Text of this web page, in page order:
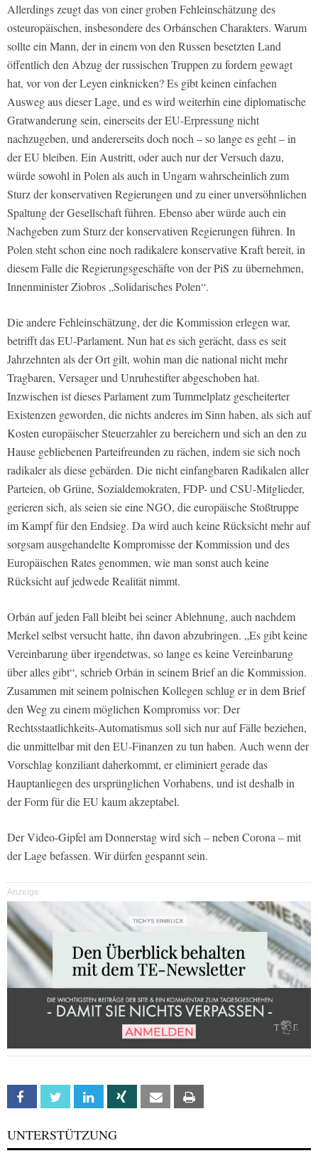
Allerdings zeugt das von einer groben Fehleinschätzung des
osteuropäischen, insbesondere des Orbánschen Charakters. Warum
sollte ein Mann, der in einem von den Russen besetzten Land
öffentlich den Abzug der russischen Truppen zu fordern gewagt
hat, vor von der Leyen einknicken? Es gibt keinen einfachen
Ausweg aus dieser Lage, und es wird weiterhin eine diplomatische
Gratwanderung sein, einerseits der EU-Erpressung nicht
nachzugeben, und andererseits doch noch – so lange es geht – in
der EU bleiben. Ein Austritt, oder auch nur der Versuch dazu,
würde sowohl in Polen als auch in Ungarn wahrscheinlich zum
Sturz der konservativen Regierungen und zu einer unversöhnlichen
Spaltung der Gesellschaft führen. Ebenso aber würde auch ein
Nachgeben zum Sturz der konservativen Regierungen führen. In
Polen steht schon eine noch radikalere konservative Kraft bereit, in
diesem Falle die Regierungsgeschäfte von der PiS zu übernehmen,
Innenminister Ziobros „Solidarisches Polen“.
Die andere Fehleinschätzung, der die Kommission erlegen war,
betrifft das EU-Parlament. Nun hat es sich gerächt, dass es seit
Jahrzehnten als der Ort gilt, wohin man die national nicht mehr
Tragbaren, Versager und Unruhestifter abgeschoben hat.
Inzwischen ist dieses Parlament zum Tummelplatz gescheiterter
Existenzen geworden, die nichts anderes im Sinn haben, als sich auf
Kosten europäischer Steuerzahler zu bereichern und sich an den zu
Hause gebliebenen Parteifreunden zu rächen, indem sie sich noch
radikaler als diese gebärden. Die nicht einfangbaren Radikalen aller
Parteien, ob Grüne, Sozialdemokraten, FDP- und CSU-Mitglieder,
gerieren sich, als seien sie eine NGO, die europäische Stoßtruppe
im Kampf für den Endsieg. Da wird auch keine Rücksicht mehr auf
sorgsam ausgehandelte Kompromisse der Kommission und des
Europäischen Rates genommen, wie man sonst auch keine
Rücksicht auf jedwede Realität nimmt.
Orbán auf jeden Fall bleibt bei seiner Ablehnung, auch nachdem
Merkel selbst versucht hatte, ihn davon abzubringen. „Es gibt keine
Vereinbarung über irgendetwas, so lange es keine Vereinbarung
über alles gibt“, schrieb Orbán in seinem Brief an die Kommission.
Zusammen mit seinem polnischen Kollegen schlug er in dem Brief
den Weg zu einem möglichen Kompromiss vor: Der
Rechtsstaatlichkeits-Automatismus soll sich nur auf Fälle beziehen,
die unmittelbar mit den EU-Finanzen zu tun haben. Auch wenn der
Vorschlag konziliant daherkommt, er eliminiert gerade das
Hauptanliegen des ursprünglichen Vorhabens, und ist deshalb in
der Form für die EU kaum akzeptabel.
Der Video-Gipfel am Donnerstag wird sich – neben Corona – mit
der Lage befassen. Wir dürfen gespannt sein.
Anzeige
Facebook Twitter Linkedin Xing Email
UNTERSTÜTZUNG